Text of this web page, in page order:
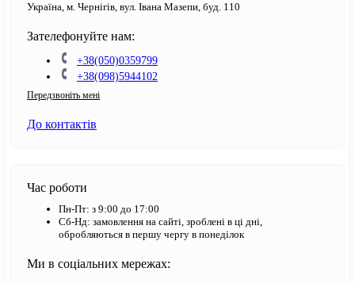
Україна, м. Чернігів, вул. Івана Мазепи, буд. 110
Зателефонуйте нам:
+38(050)0359799
+38(098)5944102
Передзвоніть мені
До контактів
Час роботи
Пн-Пт: з 9:00 до 17:00
Сб-Нд: замовлення на сайті, зроблені в ці дні,
обробляються в першу чергу в понеділок
Ми в соціальних мережах: